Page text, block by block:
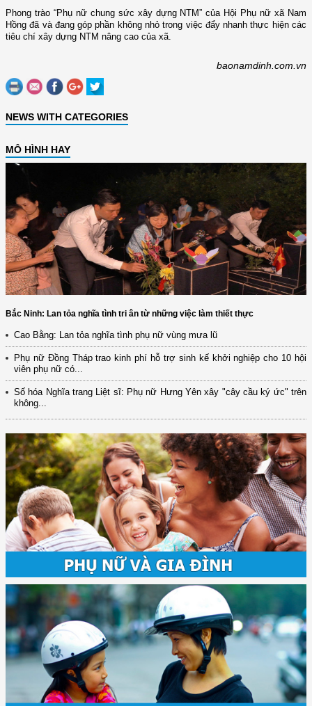
Phong trào “Phụ nữ chung sức xây dựng NTM” của Hội Phụ nữ xã Nam
Hồng đã và đang góp phần không nhỏ trong việc đẩy nhanh thực hiện các
tiêu chí xây dựng NTM nâng cao của xã.
baonamdinh.com.vn
NEWS WITH CATEGORIES
MÔ HÌNH HAY
Bắc Ninh: Lan tỏa nghĩa tình tri ân từ những việc làm thiết thực
Cao Bằng: Lan tỏa nghĩa tình phụ nữ vùng mưa lũ
Phụ nữ Đồng Tháp trao kinh phí hỗ trợ sinh kế khởi nghiệp cho 10 hội
viên phụ nữ có...
Số hóa Nghĩa trang Liệt sĩ: Phụ nữ Hưng Yên xây "cây cầu ký ức" trên
không...